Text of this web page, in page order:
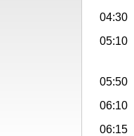
04:30
05:10
05:50
06:10
06:15